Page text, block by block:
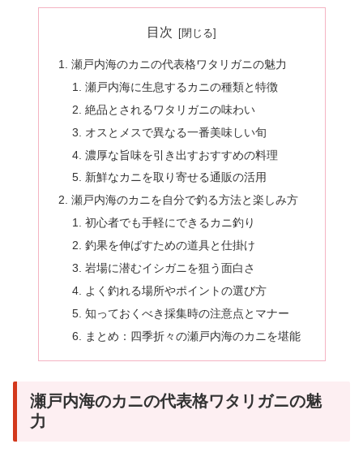
目次
瀬戸内海のカニの代表格ワタリガニの魅力
瀬戸内海に生息するカニの種類と特徴
絶品とされるワタリガニの味わい
オスとメスで異なる一番美味しい旬
濃厚な旨味を引き出すおすすめの料理
新鮮なカニを取り寄せる通販の活用
瀬戸内海のカニを自分で釣る方法と楽しみ方
初心者でも手軽にできるカニ釣り
釣果を伸ばすための道具と仕掛け
岩場に潜むイシガニを狙う面白さ
よく釣れる場所やポイントの選び方
知っておくべき採集時の注意点とマナー
まとめ：四季折々の瀬戸内海のカニを堪能
瀬戸内海のカニの代表格ワタリガニの魅
力